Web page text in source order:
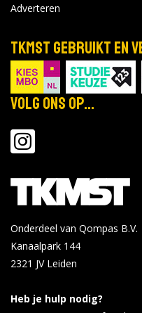
Adverteren
TKMST gebruikt
Volg ons op...
Onderdeel van Qompas B.V.
Kanaalpark 144
2321 JV Leiden
Heb je hulp nodig?